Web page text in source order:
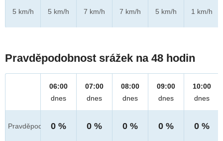
5 km/h
5 km/h
7 km/h
7 km/h
5 km/h
1 km/h
Pravděpodobnost srážek na 48 hodin
Pravděpod.
06:00
dnes
0 %
07:00
dnes
0 %
08:00
dnes
0 %
09:00
dnes
0 %
10:00
dnes
0 %